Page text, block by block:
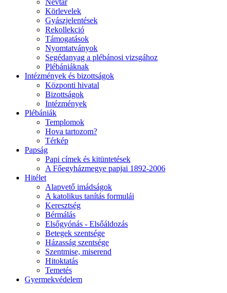
Névtár
Körlevelek
Gyászjelentések
Rekollekció
Támogatások
Nyomtatványok
Segédanyag a plébánosi vizsgához
Plébániáknak
Intézmények és bizottságok
Központi hivatal
Bizottságok
Intézmények
Plébániák
Templomok
Hova tartozom?
Térkép
Papság
Papi címek és kitüntetések
A Főegyházmegye papjai 1892-2006
Hitélet
Alapvető imádságok
A katolikus tanítás formulái
Keresztség
Bérmálás
Elsőgyónás - Elsőáldozás
Betegek szentsége
Házasság szentsége
Szentmise, miserend
Hitoktatás
Temetés
Gyermekvédelem